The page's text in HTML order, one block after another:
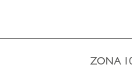
ZONA